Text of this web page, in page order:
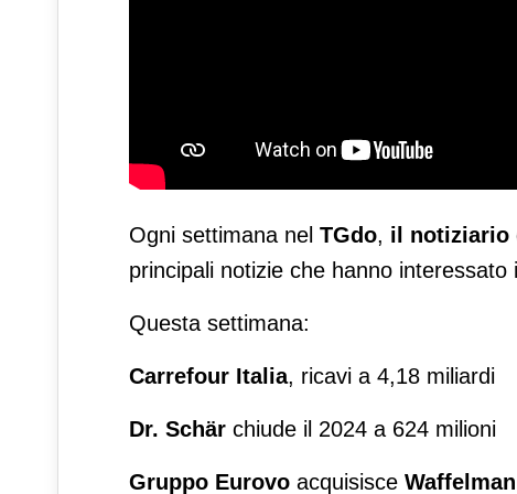
Ogni settimana nel TGdo, il notiziario
principali notizie che hanno interessato
Questa settimana:
Carrefour Italia, ricavi a 4,18 miliardi
Dr. Schär chiude il 2024 a 624 milioni
Gruppo Eurovo acquisisce Waffelman